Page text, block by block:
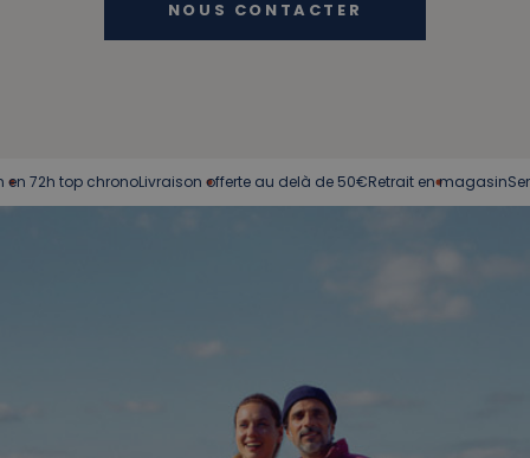
NOUS CONTACTER
top chronoLivraison offerte au delà de 50€ Retrait en magasinService